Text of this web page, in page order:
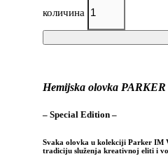
количина
Hemijska olovka
– Special Edition –
Svaka olovka u kolekciji Parker IM
tradiciju služenja kreativnoj eliti i